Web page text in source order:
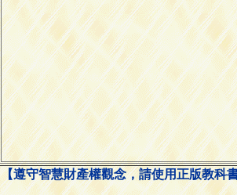
【遵守智慧財產權觀念，請使用正版教科